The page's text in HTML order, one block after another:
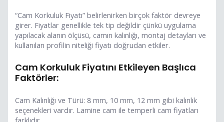
“Cam Korkuluk Fiyatı” belirlenirken birçok faktör devreye
girer. Fiyatlar genellikle tek tip değildir çünkü uygulama
yapılacak alanın ölçüsü, camın kalınlığı, montaj detayları ve
kullanılan profilin niteliği fiyatı doğrudan etkiler.
Cam Korkuluk Fiyatını Etkileyen Başlıca
Faktörler:
Cam Kalınlığı ve Türü: 8 mm, 10 mm, 12 mm gibi kalınlık
seçenekleri vardır. Lamine cam ile temperli cam fiyatları